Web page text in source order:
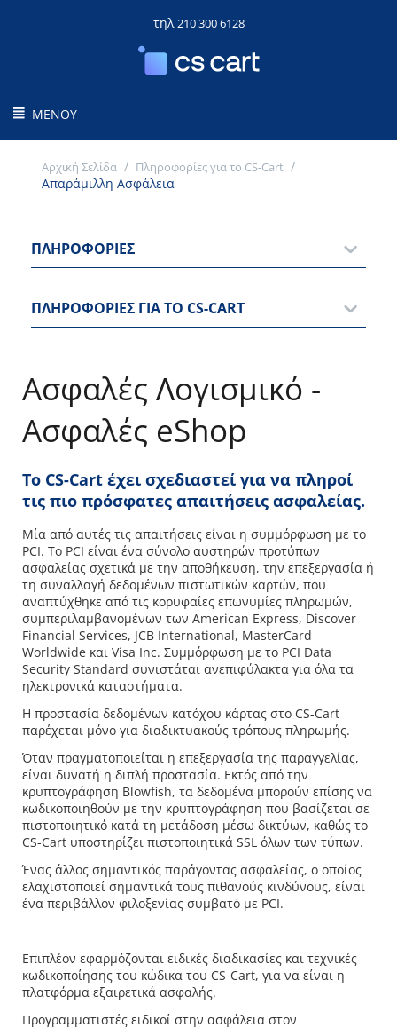
τηλ210 300 6128
ΜΕΝΟΎ
Αρχική Σελίδα / Πληροφορίες για το CS-Cart /
Απαράμιλλη Ασφάλεια
ΠΛΗΡΟΦΟΡΊΕΣ
ΠΛΗΡΟΦΟΡΊΕΣ ΓΙΑ ΤΟ CS-CART
Ασφαλές Λογισμικό -
Ασφαλές eShop
Το CS-Cart έχει σχεδιαστεί για να πληροί
τις πιο πρόσφατες απαιτήσεις ασφαλείας.
Μία από αυτές τις απαιτήσεις είναι η συμμόρφωση με το
PCI. Το PCI είναι ένα σύνολο αυστηρών προτύπων
ασφαλείας σχετικά με την αποθήκευση, την επεξεργασία ή
τη συναλλαγή δεδομένων πιστωτικών καρτών, που
αναπτύχθηκε από τις κορυφαίες επωνυμίες πληρωμών,
συμπεριλαμβανομένων των American Express, Discover
Financial Services, JCB International, MasterCard
Worldwide και Visa Inc. Συμμόρφωση με το PCI Data
Security Standard συνιστάται ανεπιφύλακτα για όλα τα
ηλεκτρονικά καταστήματα.
Η προστασία δεδομένων κατόχου κάρτας στο CS-Cart
παρέχεται μόνο για διαδικτυακούς τρόπους πληρωμής.
Όταν πραγματοποιείται η επεξεργασία της παραγγελίας,
είναι δυνατή η διπλή προστασία. Εκτός από την
κρυπτογράφηση Blowfish, τα δεδομένα μπορούν επίσης να
κωδικοποιηθούν με την κρυπτογράφηση που βασίζεται σε
πιστοποιητικό κατά τη μετάδοση μέσω δικτύων, καθώς το
CS-Cart υποστηρίζει πιστοποιητικά SSL όλων των τύπων.
Ένας άλλος σημαντικός παράγοντας ασφαλείας, ο οποίος
ελαχιστοποιεί σημαντικά τους πιθανούς κινδύνους, είναι
ένα περιβάλλον φιλοξενίας συμβατό με PCI.
Επιπλέον εφαρμόζονται ειδικές διαδικασίες και τεχνικές
κωδικοποίησης του κώδικα του CS-Cart, για να είναι η
πλατφόρμα εξαιρετικά ασφαλής.
Προγραμματιστές ειδικοί στην ασφάλεια στον